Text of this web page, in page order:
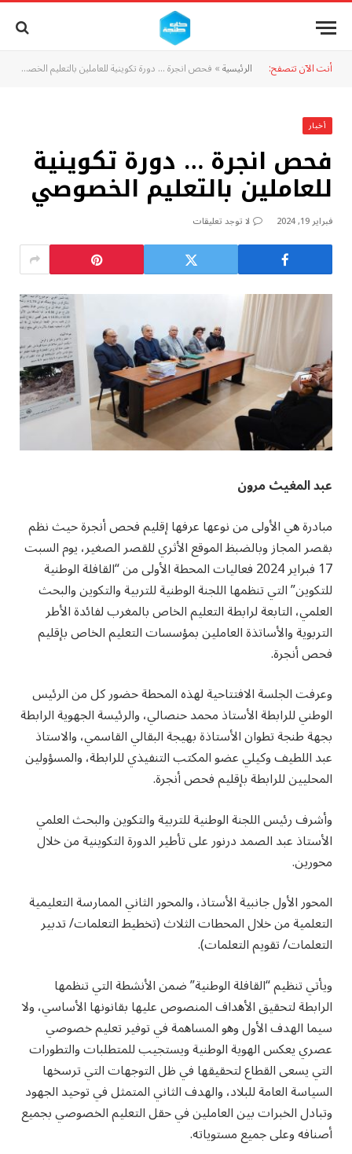
أنت الآن تتصفح: الرئيسية» فحص انجرة … دورة تكوينية للعاملين بالتعليم الخصوصي
أخبار
فحص انجرة … دورة تكوينية
للعاملين بالتعليم الخصوصي
فبراير 19, 2024 لا توجد تعليقات
عبد المغيث مرون
مبادرة هي الأولى من نوعها عرفها إقليم فحص أنجرة حيث نظم
بقصر المجاز وبالضبظ الموقع الأثري للقصر الصغير، يوم السبت
17 فبراير 2024 فعاليات المحطة الأولى من “القافلة الوطنية
للتكوين” التي تنظمها اللجنة الوطنية للتربية والتكوين والبحث
العلمي، التابعة لرابطة التعليم الخاص بالمغرب لفائدة الأطر
التربوية والأساتذة العاملين بمؤسسات التعليم الخاص بإقليم
فحص أنجرة.
وعرفت الجلسة الافتتاحية لهذه المحطة حضور كل من الرئيس
الوطني للرابطة الأستاذ محمد حنصالي، والرئيسة الجهوية الرابطة
بجهة طنجة تطوان الأستاذة بهيجة البقالي القاسمي، والاستاذ
عبد اللطيف وكيلي عضو المكتب التنفيذي للرابطة، والمسؤولين
المحليين للرابطة بإقليم فحص أنجرة.
وأشرف رئيس اللجنة الوطنية للتربية والتكوين والبحث العلمي
الأستاذ عبد الصمد درنور على تأطير الدورة التكوينية من خلال
محورين.
المحور الأول جانبية الأستاذ، والمحور الثاني الممارسة التعليمية
التعلمية من خلال المحطات الثلاث (تخطيط التعلمات/ تدبير
التعلمات/ تقويم التعلمات).
ويأتي تنظيم “القافلة الوطنية” ضمن الأنشطة التي تنظمها
الرابطة لتحقيق الأهداف المنصوص عليها بقانونها الأساسي، ولا
سيما الهدف الأول وهو المساهمة في توفير تعليم خصوصي
عصري يعكس الهوية الوطنية ويستجيب للمتطلبات والتطورات
التي يسعى القطاع لتحقيقها في ظل التوجهات التي ترسخها
السياسة العامة للبلاد، والهدف الثاني المتمثل في توحيد الجهود
وتبادل الخبرات بين العاملين في حقل التعليم الخصوصي بجميع
أصنافه وعلى جميع مستوياته.